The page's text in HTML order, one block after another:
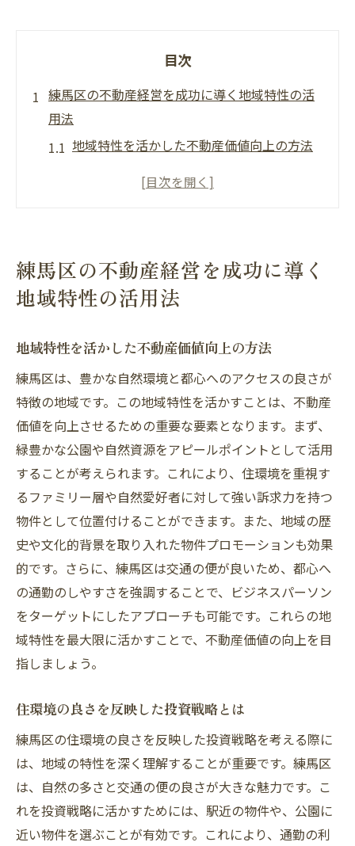
目次
練馬区の不動産経営を成功に導く地域特性の活
用法
地域特性を活かした不動産価値向上の方法
住環境の良さを反映した投資戦略とは
要性
地元の住民ニーズを把握した物件選定のコ
練馬区の特性を活かしたターゲット層の設
定
不動産市場の変化を捉えた練馬区での投資戦略
現在の市場動向を分析した投資の方向性
練馬区での不動産投資におけるリスク管理
市場の変化に対応する柔軟な投資方法
経済状況を考慮した長期的な投資戦略
不動産市場の予測とその対応策
競争力を高めるための差別化戦略
自然豊かな練馬区での不動産経営の魅力と挑戦
自然環境がもたらす住みやすさの魅力
エコフレンドリーな物件開発の可能性
地域資源を活かした物件プロモーション
不動産経営における環境保全の役割
自然環境が不動産価値に与える影響
練馬区での不動産経営成功の鍵は地域特性の理
解
地域特性を理解するためのリサーチ手法
練馬区の不動産経営を成功に導く
地域特性の活用法
地域特性を活かした不動産価値向上の方法
練馬区は、豊かな自然環境と都心へのアクセスの良さが
特徴の地域です。この地域特性を活かすことは、不動産
価値を向上させるための重要な要素となります。まず、
緑豊かな公園や自然資源をアピールポイントとして活用
することが考えられます。これにより、住環境を重視す
るファミリー層や自然愛好者に対して強い訴求力を持つ
物件として位置付けることができます。また、地域の歴
史や文化的背景を取り入れた物件プロモーションも効果
的です。さらに、練馬区は交通の便が良いため、都心へ
の通勤のしやすさを強調することで、ビジネスパーソン
をターゲットにしたアプローチも可能です。これらの地
域特性を最大限に活かすことで、不動産価値の向上を目
指しましょう。
住環境の良さを反映した投資戦略とは
練馬区の住環境の良さを反映した投資戦略を考える際に
は、地域の特性を深く理解することが重要です。練馬区
は、自然の多さと交通の便の良さが大きな魅力です。こ
れを投資戦略に活かすためには、駅近の物件や、公園に
近い物件を選ぶことが有効です。これにより、通勤の利